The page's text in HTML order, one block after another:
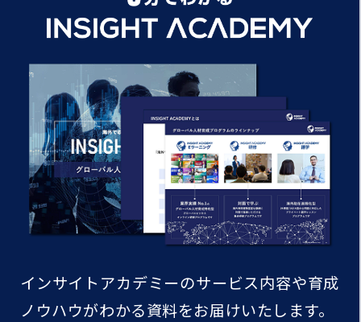
インサイトアカデミーのサービス内容や育成
ノウハウがわかる資料をお届けいたします。